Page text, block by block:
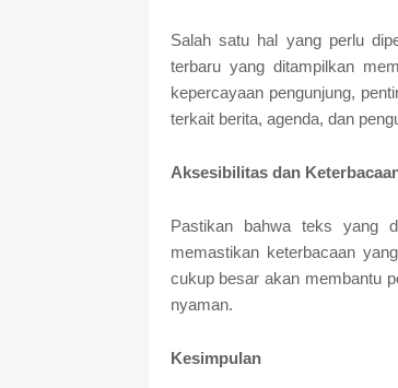
Salah satu hal yang perlu
terbaru yang ditampilkan
kepercayaan pengunjung,
terkait berita, agenda, dan
Aksesibilitas dan
Pastikan bahwa teks yang
memastikan keterbacaan
cukup besar akan membantu
nyaman.
Kesimpulan